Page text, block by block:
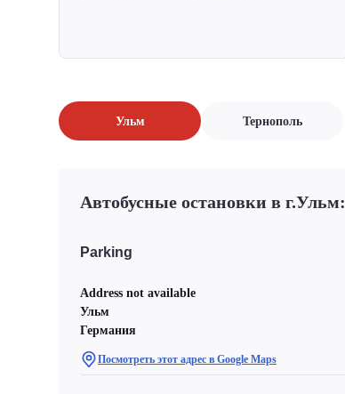
Ульм Тернополь
Автобусные остановки в г.Ульм:
Parking
Address not available
Ульм
Германия
Посмотреть этот адрес в Google Maps